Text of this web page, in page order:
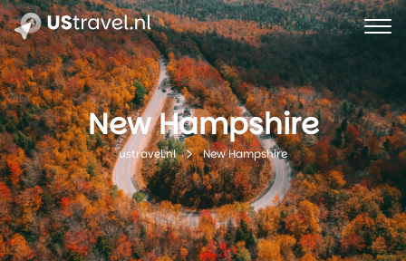
New Hampshire
ustravel.nl New Hampshire